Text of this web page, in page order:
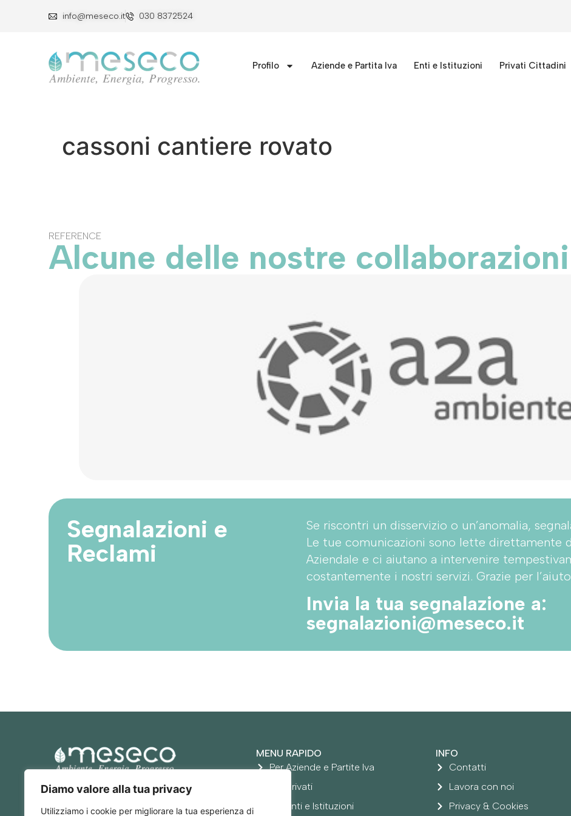
Diamo valore alla tua privacy
Utilizziamo i cookie per migliorare la tua esperienza di
info@meseco.it 030 8372524
Profilo Aziende e Partita Iva Enti e Istituzioni Privati Cittadini
cassoni cantiere rovato
REFERENCE
Alcune delle nostre collaborazioni
Segnalazioni e
Reclami
Se riscontri un disservizio o un’anomalia,
Le tue comunicazioni sono lette direttamente
Aziendale e ci aiutano a intervenire
costantemente i nostri servizi. Grazie per
Invia la tua segnalazione a:
segnalazioni@meseco.it
P. IVA: 05777180968
RECAPITI
MENU RAPIDO
Per Aziende e Partite Iva
Per Privati
Per Enti e Istituzioni
INFO
Contatti
Lavora con noi
Privacy & Cookies